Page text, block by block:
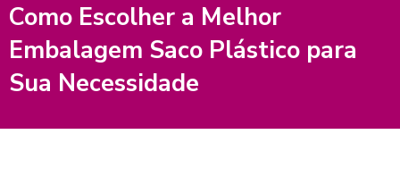
Como Escolher a Melhor
Embalagem Saco Plástico para
Sua Necessidade